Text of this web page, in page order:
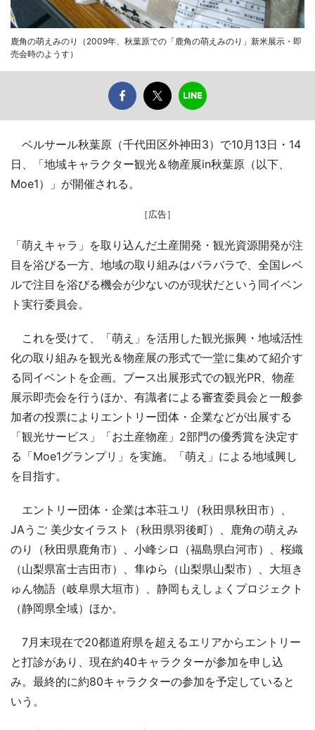
鹿角の萌えみのり（2009年、秋葉原での「鹿角の萌えみのり」新米展示・即
売会時のようす）
ベルサール秋葉原（千代田区外神田3）で10月13日・14
日、「地域キャラクター観光＆物産展in秋葉原（以下、
Moe1）」が開催される。
［広告］
「萌えキャラ」を取り込んだ土産開発・観光資源開発が注
目を浴びる一方、地域の取り組みはバラバラで、全国レベ
ルで注目を浴びる機会が少ないのが現状だという同イベン
ト実行委員会。
これを受けて、「萌え」を活用した観光振興・地域活性
化の取り組みを観光＆物産展の形式で一堂に集めて紹介す
る同イベントを企画。ブース出展形式での観光PR、物産
展示即売会を行うほか、有識者による審査委員会と一般参
加者の投票によりエントリー団体・企業などが出展する
「観光サービス」「お土産物産」2部門の優秀賞を決定す
る「Moe1グランプリ」を実施。「萌え」による地域興し
を目指す。
エントリー団体・企業は本荘ユリ（秋田県秋田市）、
JAうご 美少女イラスト（秋田県羽後町）、鹿角の萌えみ
のり（秋田県鹿角市）、小峰シロ（福島県白河市）、桜織
（山梨県富士吉田市）、隼ゆら（山梨県山梨市）、大垣き
ゅん物語（岐阜県大垣市）、静岡もえしょくプロジェクト
（静岡県全域）ほか。
7月末現在で20都道府県を超えるエリアからエントリー
と打診があり、現在約40キャラクターが参加を申し込
み。最終的に約80キャラクターの参加を予定していると
いう。